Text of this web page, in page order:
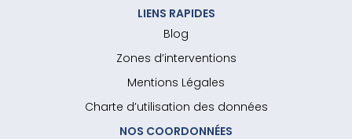
LIENS RAPIDES
Blog
Zones d’interventions
Mentions Légales
Charte d’utilisation des données
NOS COORDONNÉES